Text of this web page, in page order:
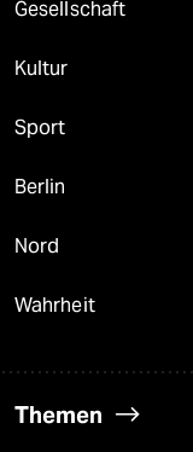
Gesellschaft
Kultur
Sport
Berlin
Nord
Wahrheit
Themen